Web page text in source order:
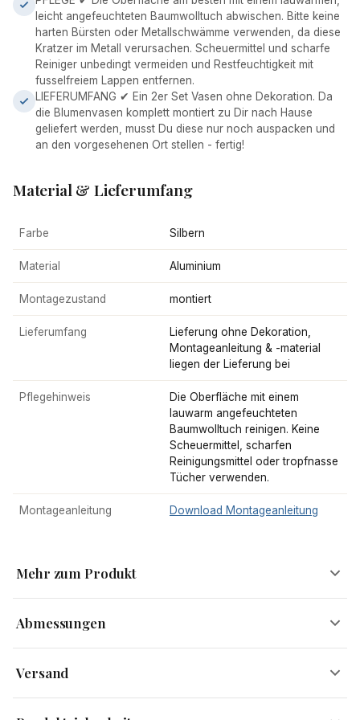
leicht angefeuchteten Baumwolltuch abwischen. Bitte keine
harten Bürsten oder Metallschwämme verwenden, da diese
Kratzer im Metall verursachen. Scheuermittel und scharfe
Reiniger unbedingt vermeiden und Restfeuchtigkeit mit
fusselfreiem Lappen entfernen.
LIEFERUMFANG ✔ Ein 2er Set Vasen ohne Dekoration. Da
die Blumenvasen komplett montiert zu Dir nach Hause
geliefert werden, musst Du diese nur noch auspacken und
an den vorgesehenen Ort stellen - fertig!
Material & Lieferumfang
Farbe Silbern
Material Aluminium
Montagezustand montiert
Lieferumfang
Lieferung ohne Dekoration,
Montageanleitung & -material
liegen der Lieferung bei
Pflegehinweis
Die Oberfläche mit einem
lauwarm angefeuchteten
Baumwolltuch reinigen. Keine
Scheuermittel, scharfen
Reinigungsmittel oder tropfnasse
Tücher verwenden.
Montageanleitung Download Montageanleitung
Mehr zum Produkt
Deine neuen Lieblingsvasen für ein stilvolles Zuhause
Abmessungen
Versand